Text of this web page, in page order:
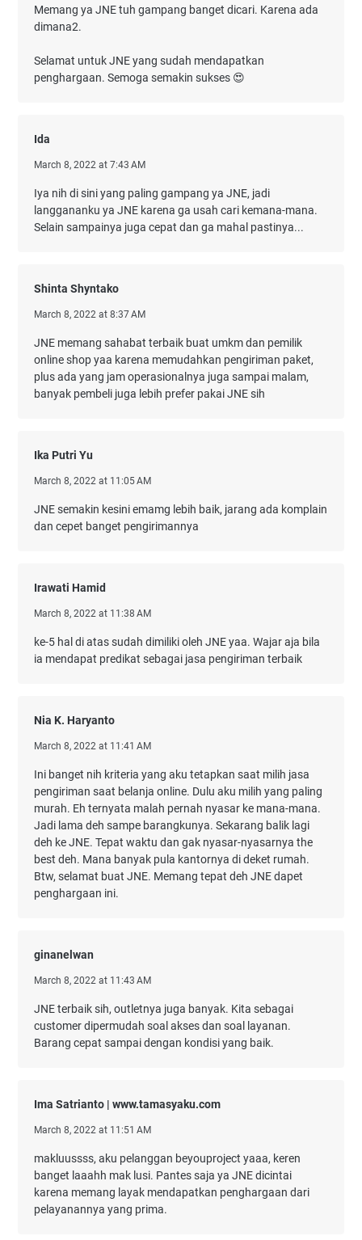
Memang ya JNE tuh gampang banget dicari. Karena ada
dimana2.
Selamat untuk JNE yang sudah mendapatkan
penghargaan. Semoga semakin sukses 😍
Ida
March 8, 2022 at 7:43 AM
Iya nih di sini yang paling gampang ya JNE, jadi
langgananku ya JNE karena ga usah cari kemana-mana.
Selain sampainya juga cepat dan ga mahal pastinya...
Shinta Shyntako
March 8, 2022 at 8:37 AM
JNE memang sahabat terbaik buat umkm dan pemilik
online shop yaa karena memudahkan pengiriman paket,
plus ada yang jam operasionalnya juga sampai malam,
banyak pembeli juga lebih prefer pakai JNE sih
Ika Putri Yu
March 8, 2022 at 11:05 AM
JNE semakin kesini emamg lebih baik, jarang ada komplain
dan cepet banget pengirimannya
Irawati Hamid
March 8, 2022 at 11:38 AM
ke-5 hal di atas sudah dimiliki oleh JNE yaa. Wajar aja bila
ia mendapat predikat sebagai jasa pengiriman terbaik
Nia K. Haryanto
March 8, 2022 at 11:41 AM
Ini banget nih kriteria yang aku tetapkan saat milih jasa
pengiriman saat belanja online. Dulu aku milih yang paling
murah. Eh ternyata malah pernah nyasar ke mana-mana.
Jadi lama deh sampe barangkunya. Sekarang balik lagi
deh ke JNE. Tepat waktu dan gak nyasar-nyasarnya the
best deh. Mana banyak pula kantornya di deket rumah.
Btw, selamat buat JNE. Memang tepat deh JNE dapet
penghargaan ini.
ginanelwan
March 8, 2022 at 11:43 AM
JNE terbaik sih, outletnya juga banyak. Kita sebagai
customer dipermudah soal akses dan soal layanan.
Barang cepat sampai dengan kondisi yang baik.
Ima Satrianto | www.tamasyaku.com
March 8, 2022 at 11:51 AM
makluussss, aku pelanggan beyouproject yaaa, keren
banget laaahh mak lusi. Pantes saja ya JNE dicintai
karena memang layak mendapatkan penghargaan dari
pelayanannya yang prima.